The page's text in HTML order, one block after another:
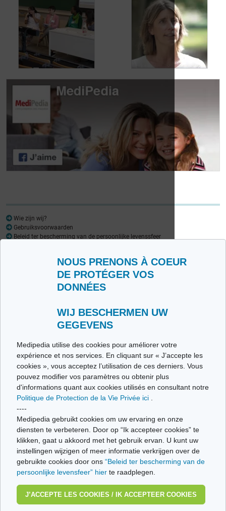
NOUS PRENONS À COEUR
DE PROTÉGER VOS
DONNÉES
WIJ BESCHERMEN UW
GEGEVENS
Medipedia utilise des cookies pour améliorer votre
expérience et nos services. En cliquant sur « J’accepte les
cookies », vous acceptez l’utilisation de ces derniers. Vous
pouvez modifier vos paramètres ou obtenir plus
d'informations quant aux cookies utilisés en consultant notre
Politique de Protection de la Vie Privée ici
----
Medipedia gebruikt cookies om uw ervaring en onze
diensten te verbeteren. Door op “Ik accepteer cookies” te
klikken, gaat u akkoord met het gebruik ervan. U kunt uw
instellingen wijzigen of meer informatie verkrijgen over de
gebruikte cookies door ons “Beleid ter bescherming van de
persoonlijke levensfeer” hier te raadplegen.
J’ACCEPTE LES COOKIES / IK ACCEPTEER COOKIES
Carole, 55 jaar,
vond een oplossing
urineverlies
Jean, 58 jaar,
geniet van het leven,
ondanks het feit dat
hij met urineverlies
kampt
Dag van de
Lymfoompatiënten:
Mariangela Fiorente,
ALWB
Lymfoompatiënten:
Prof. Virginie De
Wilde
Wie zijn wij?
Gebruiksvoorwaarden
Beleid ter bescherming van de persoonlijke levenssfeer
Ce site respecte les principes de la charte HON Code.
© Vivio sa, 2014-2026 - Tous droits réservés | Avenue Gustave Demeylaan 57 -
1160 Brussels